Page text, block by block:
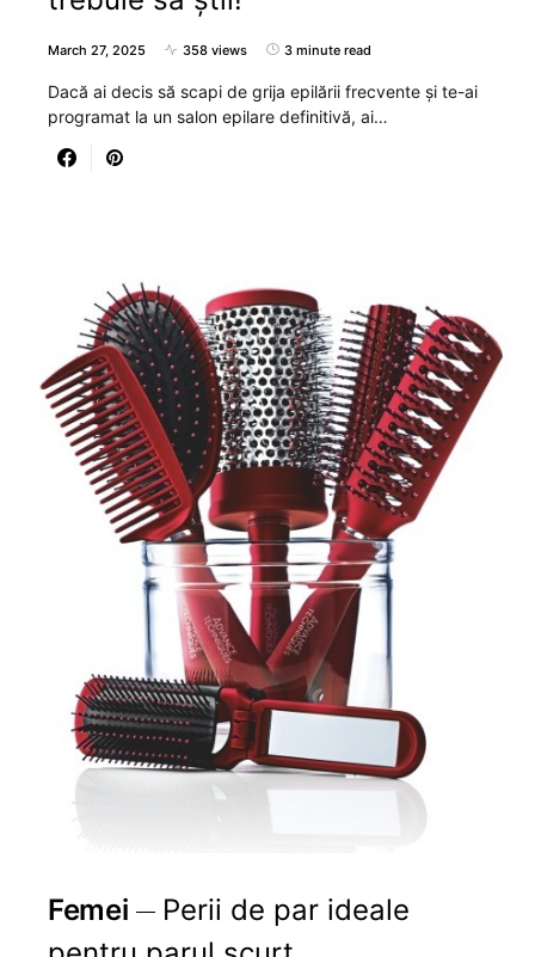
March 27, 2025 358 views 3 minute read
Dacă ai decis să scapi de grija epilării frecvente și te-ai
programat la un salon epilare definitivă, ai…
Femei
Perii de par ideale